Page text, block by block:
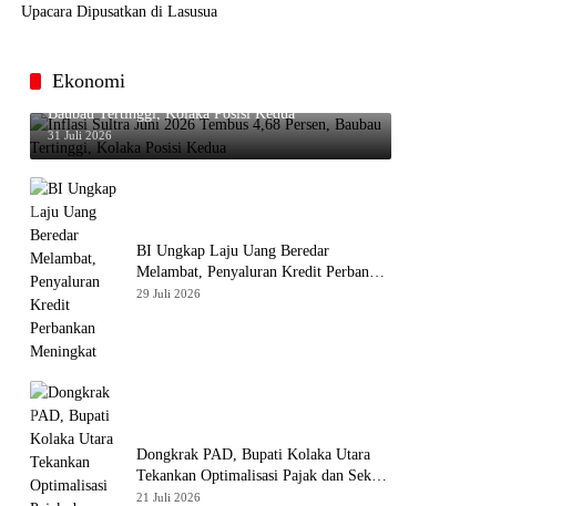
Upacara Dipusatkan di Lasusua
Ekonomi
Inflasi Sultra Juni 2026 Tembus 4,68 Persen,
Baubau Tertinggi, Kolaka Posisi Kedua
31 Juli 2026
BI Ungkap Laju Uang Beredar
Melambat, Penyaluran Kredit Perbankan
Meningkat
29 Juli 2026
Dongkrak PAD, Bupati Kolaka Utara
Tekankan Optimalisasi Pajak dan Sektor
Tambang
21 Juli 2026